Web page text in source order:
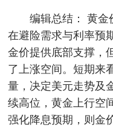
编辑总结： 黄金
在避险需求与利率预
金价提供底部支撑，
了上涨空间。短期来
量，决定美元走势及
续高位，黄金上行空
强化降息预期，则金